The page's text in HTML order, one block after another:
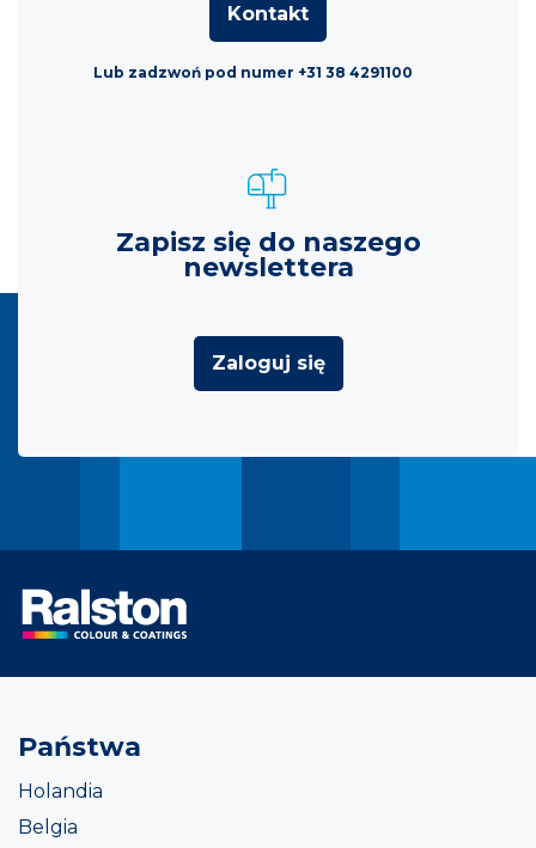
Kontakt
Lub zadzwoń pod numer +31 38 4291100
Zapisz się do naszego
newslettera
Zaloguj się
Państwa
Holandia
Belgia